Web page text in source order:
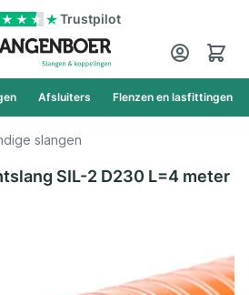
Trustpilot
Cart
Afsluiters Flenzen en lasfittingen
slangen
SIL-2 D230 L=4 meter